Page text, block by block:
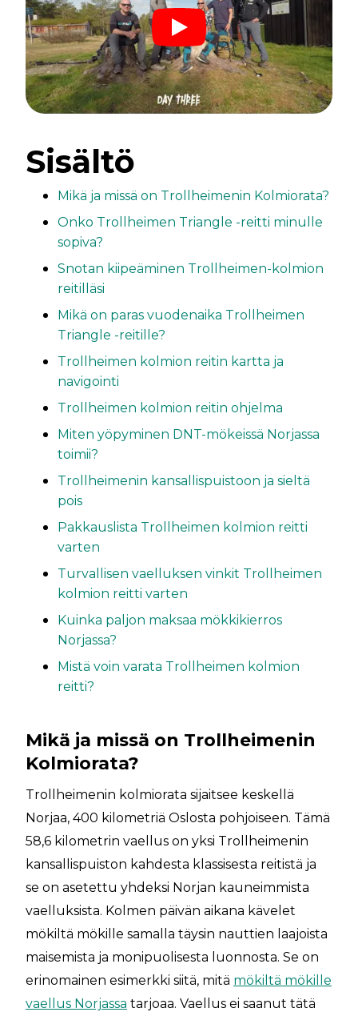
Sisältö
Mikä ja missä on Trollheimenin Kolmiorata?
Onko Trollheimen Triangle -reitti minulle
sopiva?
Snotan kiipeäminen Trollheimen-kolmion
reitilläsi
Mikä on paras vuodenaika Trollheimen
Triangle -reitille?
Trollheimen kolmion reitin kartta ja
navigointi
Trollheimen kolmion reitin ohjelma
Miten yöpyminen DNT-mökeissä Norjassa
toimii?
Trollheimenin kansallispuistoon ja sieltä
pois
Pakkauslista Trollheimen kolmion reitti
varten
Turvallisen vaelluksen vinkit Trollheimen
kolmion reitti varten
Kuinka paljon maksaa mökkikierros
Norjassa?
Mistä voin varata Trollheimen kolmion
reitti?
Mikä ja missä on Trollheimenin
Kolmiorata?
Trollheimenin kolmiorata sijaitsee keskellä
Norjaa, 400 kilometriä Oslosta pohjoiseen. Tämä
58,6 kilometrin vaellus on yksi Trollheimenin
kansallispuiston kahdesta klassisesta reitistä ja
se on asetettu yhdeksi Norjan kauneimmista
vaelluksista. Kolmen päivän aikana kävelet
mökiltä mökille samalla täysin nauttien laajoista
maisemista ja monipuolisesta luonnosta. Se on
erinomainen esimerkki siitä, mitä mökiltä mökille
vaellus Norjassa tarjoaa. Vaellus ei saanut tätä